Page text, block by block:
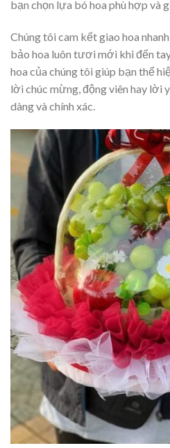
bạn chọn lựa bó hoa phù hợp và
Chúng tôi cam kết giao hoa
bảo hoa luôn tươi mới khi đến
hoa của chúng tôi giúp bạn thể
lời chúc mừng, động viên hay lời
dàng và chính xác.